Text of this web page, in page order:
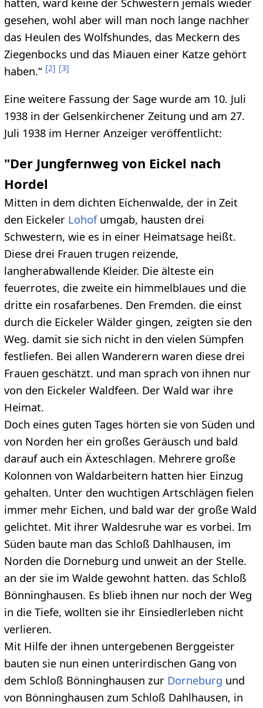
hatten, ward keine der Schwestern jemals wieder
gesehen, wohl aber will man noch lange nachher
das Heulen des Wolfshundes, das Meckern des
Ziegenbocks und das Miauen einer Katze gehört
haben.“ [2] [3]
Eine weitere Fassung der Sage wurde am 10. Juli
1938 in der Gelsenkirchener Zeitung und am 27.
Juli 1938 im Herner Anzeiger veröffentlicht:
"Der Jungfernweg von Eickel nach
Hordel
Mitten in dem dichten Eichenwalde, der in Zeit
den Eickeler Lohofumgab, hausten drei
Schwestern, wie es in einer Heimatsage heißt.
Diese drei Frauen trugen reizende,
langherabwallende Kleider. Die älteste ein
feuerrotes, die zweite ein himmelblaues und die
dritte ein rosafarbenes. Den Fremden. die einst
durch die Eickeler Wälder gingen, zeigten sie den
Weg. damit sie sich nicht in den vielen Sümpfen
festliefen. Bei allen Wanderern waren diese drei
Frauen geschätzt. und man sprach von ihnen nur
von den Eickeler Waldfeen. Der Wald war ihre
Heimat.
Doch eines guten Tages hörten sie von Süden und
von Norden her ein großes Geräusch und bald
darauf auch ein Äxteschlagen. Mehrere große
Kolonnen von Waldarbeitern hatten hier Einzug
gehalten. Unter den wuchtigen Artschlägen fielen
immer mehr Eichen, und bald war der große Wald
gelichtet. Mit ihrer Waldesruhe war es vorbei. Im
Süden baute man das Schloß Dahlhausen, im
Norden die Dorneburg und unweit an der Stelle.
an der sie im Walde gewohnt hatten. das Schloß
Bönninghausen. Es blieb ihnen nur noch der Weg
in die Tiefe, wollten sie ihr Einsiedlerleben nicht
verlieren.
Mit Hilfe der ihnen untergebenen Berggeister
bauten sie nun einen unterirdischen Gang von
dem Schloß Bönninghausen zur Dorneburg und
von Bönninghausen zum Schloß Dahlhausen, in